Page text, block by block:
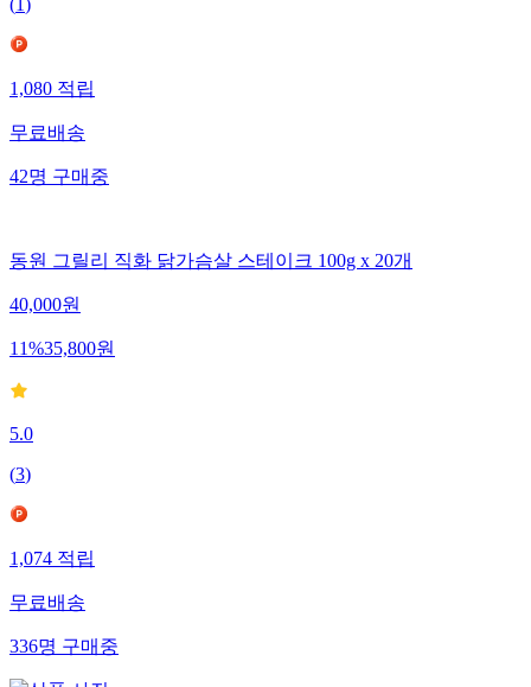
(1)
1,080적립
무료배송
42명구매중
동원 그릴리 직화 닭가슴살 스테이크 100g x 20개
40,000원
11%35,800원
5.0
(3)
1,074적립
무료배송
336명구매중